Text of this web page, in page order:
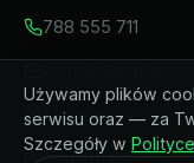
788 555 711
Malinowa 4, 96-
Pon–Pt:
Używamy plików
serwisu oraz — za
Szczegóły w